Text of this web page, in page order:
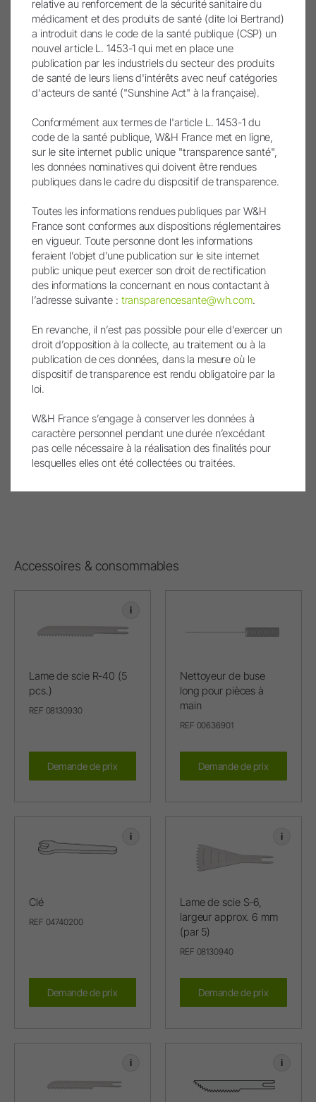
La mise en place de l'extraction dentaire atraumatique
Le chapitre huit de l'ouvrage « Cirugía piezoeléctrica.
Generalidades y aplicaciones clínicas » souligne l'importance
De nouvelles normes en implantologie
extrême, une technologie fiable est indispensable. Nous avons
discuté avec Isabella Schmied (chef ...
Plus
Service après-vente
Service
Hygiène & Entretien
Réglementation déchets
Dépannage
Accessoires & consommables
i
Lame de scie R-40 (5
pcs.)
REF 08130930
Demande de prix
Nettoyeur de buse
long pour pièces à
main
REF 00636901
Demande de prix
i
Clé
REF 04740200
Demande de prix
i
Lame de scie S-6,
largeur approx. 6 mm
(par 5)
REF 08130940
Demande de prix
i i
relative au renforcement de la sécurité sanitaire du
médicament et des produits de santé (dite loi Bertrand)
a introduit dans le code de la santé publique (CSP) un
nouvel article L. 1453-1 qui met en place une
publication par les industriels du secteur des produits
de santé de leurs liens d'intérêts avec neuf catégories
d'acteurs de santé ("Sunshine Act" à la française).
Conformément aux termes de l'article L. 1453-1 du
code de la santé publique, W&H France met en ligne,
sur le site internet public unique "transparence santé",
les données nominatives qui doivent être rendues
publiques dans le cadre du dispositif de transparence.
Toutes les informations rendues publiques par W&H
France sont conformes aux dispositions réglementaires
en vigueur. Toute personne dont les informations
feraient l’objet d’une publication sur le site internet
public unique peut exercer son droit de rectification
des informations la concernant en nous contactant à
l’adresse suivante : transparencesante@wh.com.
En revanche, il n’est pas possible pour elle d’exercer un
droit d’opposition à la collecte, au traitement ou à la
publication de ces données, dans la mesure où le
dispositif de transparence est rendu obligatoire par la
loi.
W&H France s’engage à conserver les données à
caractère personnel pendant une durée n’excédant
pas celle nécessaire à la réalisation des finalités pour
lesquelles elles ont été collectées ou traitées.